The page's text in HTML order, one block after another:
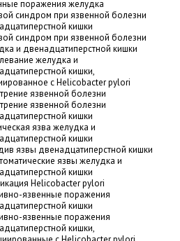
поражения желудка
синдром при язвенной болезни
кишки
синдром при язвенной болезни
и двенадцатиперстной кишки
желудка и
кишки,
с Helicobacter pylori
язвенной болезни
язвенной болезни
кишки
язва желудка и
кишки
язвы двенадцатиперстной кишки
язвы желудка и
кишки
Helicobacter pylori
язвенные поражения
кишки
язвенные поражения
кишки,